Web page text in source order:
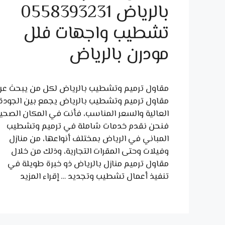
بالرياض 0558393231
تشطيب واجهات فلل
مودرن بالرياض
مقاول ترميم وتشطيب بالرياض لكل من يبحث
مقاول ترميم وتشطيب بالرياض يجمع بين
العالية والسعر المناسب، فأنت في المكان
فنحن نقدم خدمات شاملة في ترميم وتشطيب
المباني في الرياض بمختلف أنواعها، من منازل
وفيلات وحتى المقرات التجارية، وذلك من خلال
مقاول ترميم منازل بالرياض ذو خبرة طويلة في
تنفيذ أعمال تشطيب وتجديد …إقراء المزيد